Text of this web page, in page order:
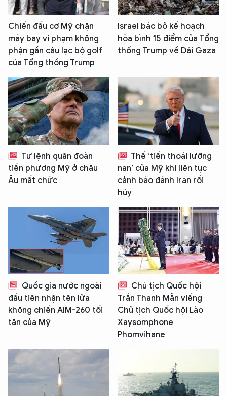
Chiến đấu cơ Mỹ chặn
máy bay vi phạm không
phận gần câu lạc bộ golf
của Tổng thống Trump
Israel bác bỏ kế hoạch
hòa bình 15 điểm của Tổng
thống Trump về Dải Gaza
Tư lệnh quân đoàn
tiền phương Mỹ ở châu
Âu mất chức
Thế ‘tiến thoái lưỡng
nan’ của Mỹ khi liên tục
cảnh báo đánh Iran rồi
hủy
Quốc gia nước ngoài
đầu tiên nhận tên lửa
không chiến AIM-260 tối
tân của Mỹ
Chủ tịch Quốc hội
Trần Thanh Mẫn viếng
Chủ tịch Quốc hội Lào
Xaysomphone
Phomvihane